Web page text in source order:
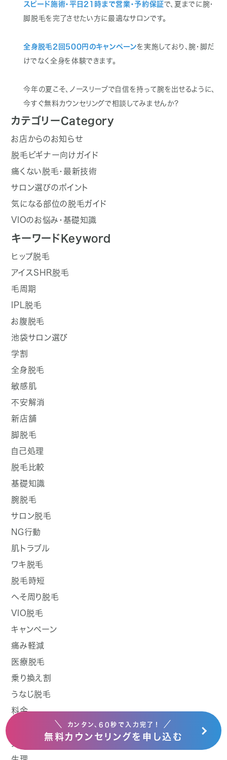
＼ カンタン、60秒で入力完了！ ／
無料カウンセリングを申し込む
スピード施術・平日21時まで営業・予約保証で、夏までに腕・
脚脱毛を完了させたい方に最適なサロンです。
全身脱毛2回500円のキャンペーンを実施しており、腕・脚だ
けでなく全身を体験できます。
今年の夏こそ、ノースリーブで自信を持って腕を出せるように、
今すぐ無料カウンセリングで相談してみませんか？
カテゴリーCategory
お店からのお知らせ
脱毛ビギナー向けガイド
痛くない脱毛・最新技術
サロン選びのポイント
気になる部位の脱毛ガイド
VIOのお悩み・基礎知識
キーワード Keyword
ヒップ脱毛
アイスSHR脱毛
毛周期
IPL脱毛
お腹脱毛
池袋サロン選び
学割
全身脱毛
敏感肌
不安解消
新店舗
脚脱毛
自己処理
脱毛比較
基礎知識
腕脱毛
サロン脱毛
NG行動
肌トラブル
ワキ脱毛
脱毛時短
へそ周り脱毛
VIO脱毛
キャンペーン
痛み軽減
医療脱毛
乗り換え割
うなじ脱毛
料金
指脱毛